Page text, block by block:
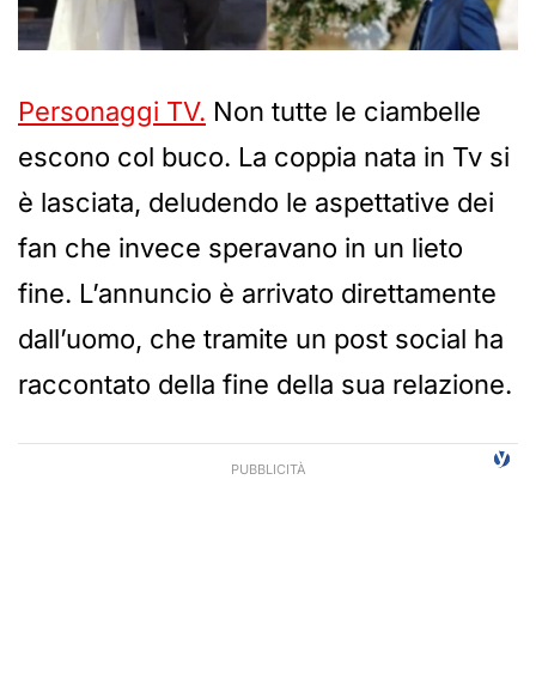
Personaggi TV. Non tutte le ciambelle
escono col buco. La coppia nata in Tv si
è lasciata, deludendo le aspettative dei
fan che invece speravano in un lieto
fine. L’annuncio è arrivato direttamente
dall’uomo, che tramite un post social ha
raccontato della fine della sua relazione.